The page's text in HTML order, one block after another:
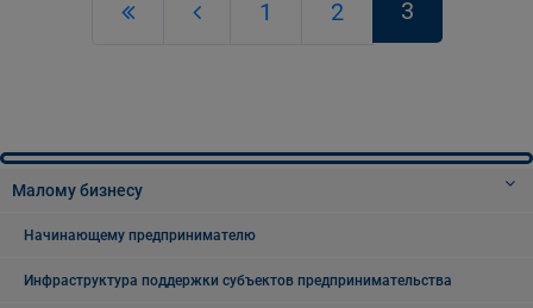
1 2 3
Малому бизнесу
Начинающему предпринимателю
Инфраструктура поддержки субъектов предпринимательства